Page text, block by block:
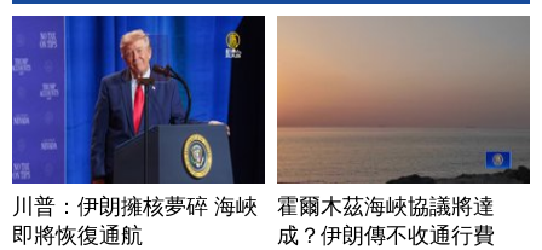
川普：伊朗擁核夢碎 海峽
即將恢復通航
霍爾木茲海峽協議將達
成？伊朗傳不收通行費